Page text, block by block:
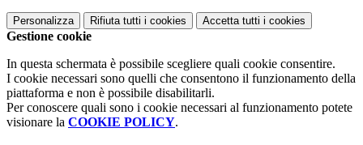
Personalizza Rifiuta tutti i cookies Accetta tutti i cookies
Gestione cookie
In questa schermata è possibile scegliere quali cookie consentire.
I cookie necessari sono quelli che consentono il funzionamento della
piattaforma e non è possibile disabilitarli.
Per conoscere quali sono i cookie necessari al funzionamento potete
visionare la COOKIE POLICY.